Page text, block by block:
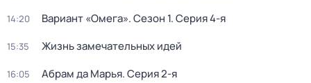
14:20 Вариант «Омега». Сезон 1. Серия 4-я
15:35 Жизнь замечательных идей
16:05 Абрам да Марья. Серия 2-я